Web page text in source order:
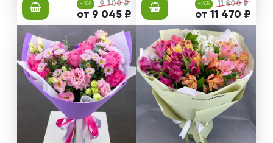
-3% 9 300 ₽
от 9 045 ₽
-3% 11 800 ₽
от 11 470 ₽